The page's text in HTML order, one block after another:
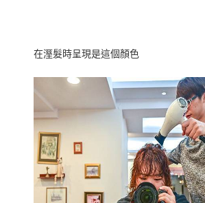
在溼髮時呈現是這個顏色